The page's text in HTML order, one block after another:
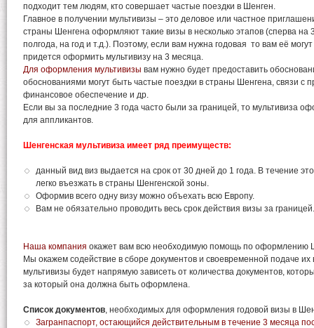
подходит тем людям, кто совершает частые поездки в Шенген.
Главное в получении мультивизы – это деловое или частное
страны Шенгена оформляют такие визы в несколько этапов (сперва на
полгода, на год и т.д.). Поэтому, если вам нужна годовая то вам её
придется оформить мультивизу на 3 месяца.
Для оформления мультивизы вам нужно будет предоставить
обоснованиями могут быть частые поездки в страны Шенгена, связи
финансовое обеспечение и др.
Если вы за последние 3 года часто были за границей, то мультивиза
для аппликантов.
Шенгенская мультивиза имеет ряд преимуществ:
данный вид виз выдается на срок от 30 дней до 1 года. В течение
легко въезжать в страны Шенгенской зоны.
Оформив всего одну визу можно объехать всю Европу.
Вам не обязательно проводить весь срок действия визы за границей.
Наша компания окажет вам всю необходимую помощь по оформлению
Мы окажем содействие в сборе документов и своевременной подаче их
мультивизы будет напрямую зависеть от количества документов,
за который она должна быть оформлена.
Список документов, необходимых для оформления годовой визы в
Загранпаспорт, остающийся действительным в течение 3 месяца